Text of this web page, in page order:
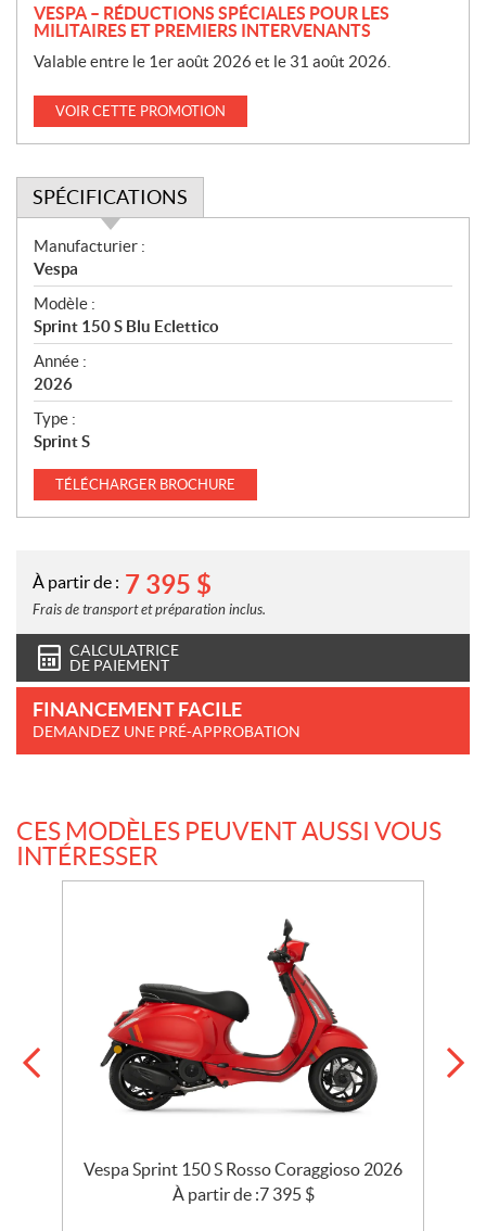
VESPA – RÉDUCTIONS SPÉCIALES POUR LES
MILITAIRES ET PREMIERS INTERVENANTS
Valable entre le 1er août 2026 et le 31 août 2026.
VOIR CETTE PROMOTION
SPÉCIFICATIONS
S
p
é
c
i
f
i
c
a
o
Manufacturier :
Vespa
Modèle :
Sprint 150 S Blu Eclettico
Année :
2026
Type :
Sprint S
TÉLÉCHARGER BROCHURE
À partir de : 7 395 $
Frais de transport et préparation inclus.
CALCULATRICE
DE PAIEMENT
FINANCEMENT FACILE
DEMANDEZ UNE PRÉ-APPROBATION
CES MODÈLES PEUVENT AUSSI VOUS
INTÉRESSER
Vespa Sprint 150 S Rosso Coraggioso 2026
À partir de :7 395 $